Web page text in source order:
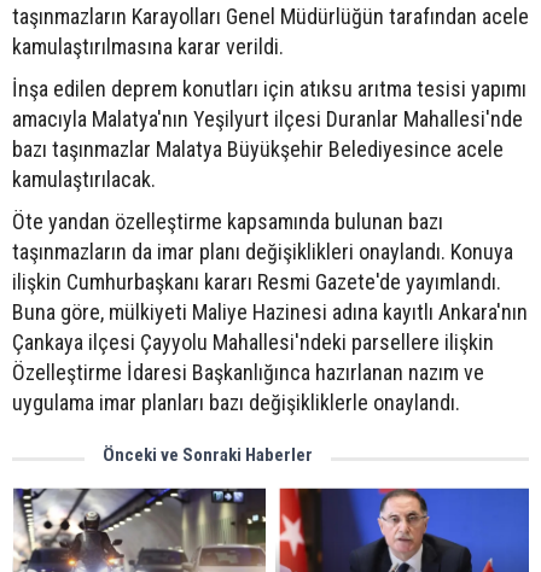
taşınmazların Karayolları Genel Müdürlüğün tarafından acele
kamulaştırılmasına karar verildi.
İnşa edilen deprem konutları için atıksu arıtma tesisi yapımı
amacıyla Malatya'nın Yeşilyurt ilçesi Duranlar Mahallesi'nde
bazı taşınmazlar Malatya Büyükşehir Belediyesince acele
kamulaştırılacak.
Öte yandan özelleştirme kapsamında bulunan bazı
taşınmazların da imar planı değişiklikleri onaylandı. Konuya
ilişkin Cumhurbaşkanı kararı Resmi Gazete'de yayımlandı.
Buna göre, mülkiyeti Maliye Hazinesi adına kayıtlı Ankara'nın
Çankaya ilçesi Çayyolu Mahallesi'ndeki parsellere ilişkin
Özelleştirme İdaresi Başkanlığınca hazırlanan nazım ve
uygulama imar planları bazı değişikliklerle onaylandı.
Önceki ve Sonraki Haberler